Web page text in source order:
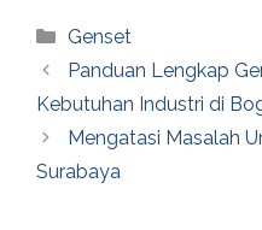
Categories
Genset
Panduan Lengkap
Kebutuhan Industri di
Mengatasi Masalah
Surabaya